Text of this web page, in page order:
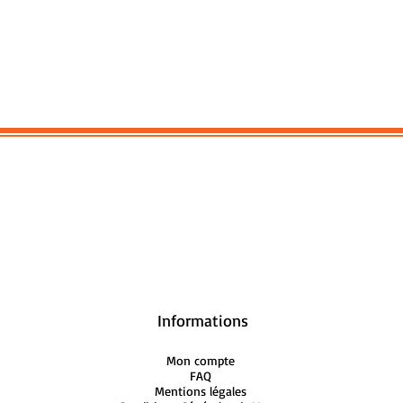
Informations
Mon compte
FAQ
Mentions légales